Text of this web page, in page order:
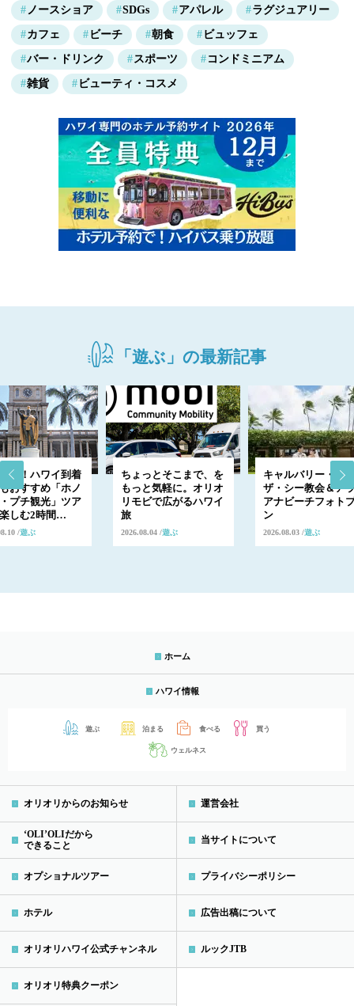
ノースショア SDGs アパレル ラグジュアリー
カフェ ビーチ 朝食 ビュッフェ
バー・ドリンク スポーツ コンドミニアム
雑貨 ビューティ・コスメ
「遊ぶ」の最新記事
発！ハワイ到着
おすすめ「ホノ
プチ観光」ツア
しむ2時間…
遊ぶ
ちょっとそこまで、を
もっと気軽に。オリオ
リモビで広がるハワイ
旅
2026.08.04 遊ぶ
キャルバリー・バ
ザ・シー教会＆ア
アナビーチフォト
ン
2026.08.03 遊ぶ
ホーム
ハワイ情報
遊ぶ 泊まる 食べる 買う
ウェルネス
オリオリからのお知らせ
‘OLI’OLIだから
できること
オプショナルツアー
ホテル
オリオリハワイ公式チャンネル
オリオリ特典クーポン
運営会社
当サイトについて
プライバシーポリシー
広告出稿について
ルックJTB